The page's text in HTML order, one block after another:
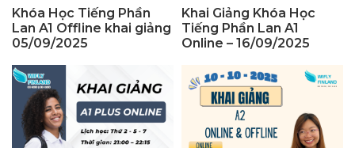
Khóa Học Tiếng Phần
Lan A1 Offline khai giảng
05/09/2025
Khai Giảng Khóa Học
Tiếng Phần Lan A1
Online – 16/09/2025